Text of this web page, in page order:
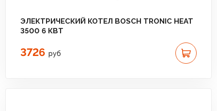
ЭЛЕКТРИЧЕСКИЙ КОТЕЛ BOSCH TRONIC HEAT
3500 6 КВТ
3726 руб